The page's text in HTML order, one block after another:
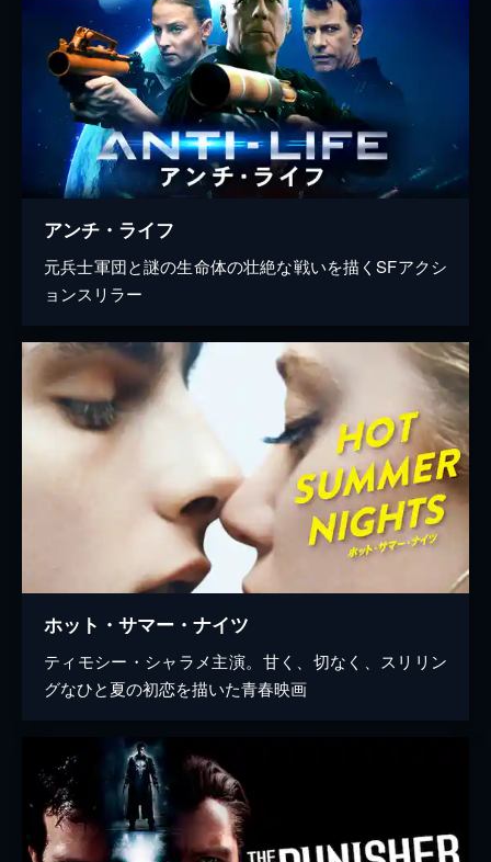
アンチ・ライフ
元兵士軍団と謎の生命体の壮絶な戦いを描くSFアクシ
ョンスリラー
ホット・サマー・ナイツ
ティモシー・シャラメ主演。甘く、切なく、スリリン
グなひと夏の初恋を描いた青春映画